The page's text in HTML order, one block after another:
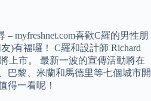
myfreshnet.com喜歡C羅的男性朋
)有福囉！ C羅和設計師 Richard
上市。 最新一波的宣傳活動將在
巴黎、米蘭和馬德里等七個城市開
得一看呢！